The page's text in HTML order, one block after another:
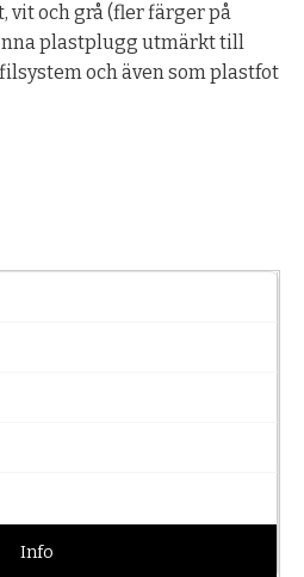
vit och grå (fler färger på
plastplugg utmärkt till
och även som plastfot
Info